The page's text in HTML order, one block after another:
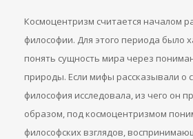
Космоцентризм считается началом
философии. Для этого периода было
понять сущность мира через
природы. Если мифы рассказывали о
философия исследовала, из чего он
образом, под космоцентризмом
философских взглядов,